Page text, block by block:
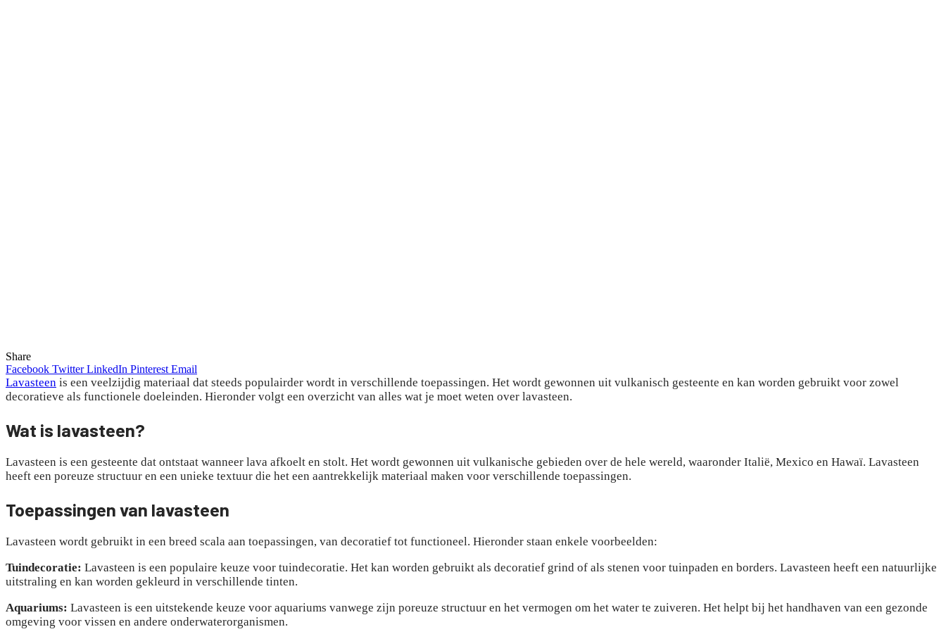
Share
Facebook Twitter LinkedIn Pinterest Email
Lavasteen is een veelzijdig materiaal dat steeds populairder wordt in verschillende toepassingen. Het wordt gewonnen uit vulkanisch gesteente en kan worden gebruikt voor zowel
decoratieve als functionele doeleinden. Hieronder volgt een overzicht van alles wat je moet weten over lavasteen.
Wat is lavasteen?
Lavasteen is een gesteente dat ontstaat wanneer lava afkoelt en stolt. Het wordt gewonnen uit vulkanische gebieden over de hele wereld, waaronder Italië, Mexico en Hawaï. Lavasteen
heeft een poreuze structuur en een unieke textuur die het een aantrekkelijk materiaal maken voor verschillende toepassingen.
Toepassingen van lavasteen
Lavasteen wordt gebruikt in een breed scala aan toepassingen, van decoratief tot functioneel. Hieronder staan enkele voorbeelden:
Tuindecoratie: Lavasteen is een populaire keuze voor tuindecoratie. Het kan worden gebruikt als decoratief grind of als stenen voor tuinpaden en borders. Lavasteen heeft een natuurlijke
uitstraling en kan worden gekleurd in verschillende tinten.
Aquariums: Lavasteen is een uitstekende keuze voor aquariums vanwege zijn poreuze structuur en het vermogen om het water te zuiveren. Het helpt bij het handhaven van een gezonde
omgeving voor vissen en andere onderwaterorganismen.